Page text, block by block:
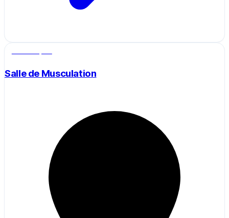
Salle de Musculation